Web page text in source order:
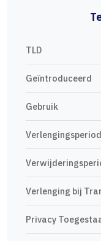
TLD
Geïntroduceerd
Gebruik
Verlenging bij
Privacy